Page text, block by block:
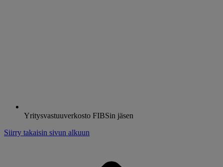
Yritysvastuuverkosto FIBSin jäsen
Siirry takaisin sivun alkuun